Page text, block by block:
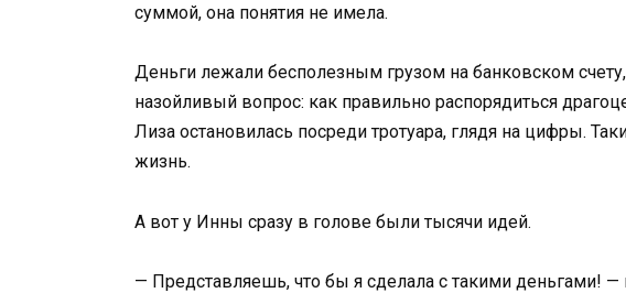
суммой, она понятия не имела.
Деньги лежали бесполезным грузом на банковском
назойливый вопрос: как правильно распорядиться
Лиза остановилась посреди тротуара, глядя на цифры.
жизнь.
А вот у Инны сразу в голове были тысячи идей.
— Представляешь, что бы я сделала с такими деньгами! —